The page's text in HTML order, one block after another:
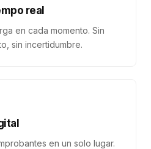
real
en cada momento. Sin
sin incertidumbre.
en un solo lugar.